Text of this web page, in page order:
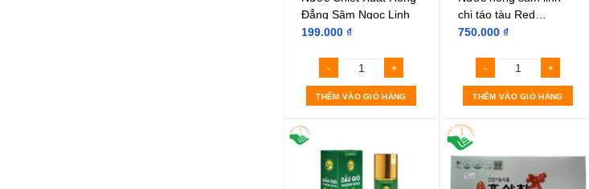
Đẳng Sâm Ngọc Linh
199.000₫
THÊM VÀO GIỎ HÀNG
chi táo tàu Red
Ginseng Lingzhi Jujube
750.000₫
THÊM VÀO GIỎ HÀNG